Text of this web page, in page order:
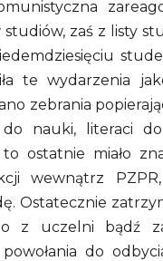
zaś z listy
te wydarzenia
zebrania
nauki, literaci do
ostatnie miało
wewnątrz
Ostatecznie
z uczelni bądź
powołania do